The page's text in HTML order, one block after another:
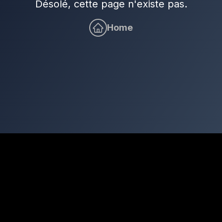
Désolé, cette page n'existe pas.
Home